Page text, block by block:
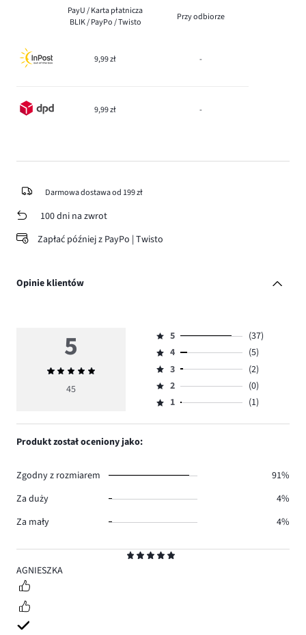
PayU / Karta płatnicza
BLIK / PayPo / Twisto
Przy odbiorze
9,99 zł -
9,99 zł -
Darmowa dostawa od 199 zł
100 dni na zwrot
Zapłać później z PayPo | Twisto
Opinie klientów
5
AGNIESZKA
5
Średnia
ocena
45
Ocena
5,
ilość
głosów
37.
5
(37)
Ocena
4,
ilość
głosów
4
(5)
Ocena
3,
ilość
3
(2)
Ocena
2,
2
(0)
Ocena
1,
1 (1)
Produkt został oceniony jako:
Zgodny z rozmiarem
91%
Za duży
4%
Za mały
4%